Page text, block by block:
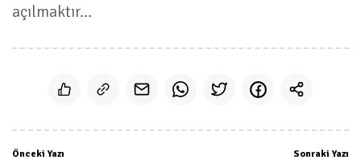
açılmaktır…
Önceki Yazı Sonraki Yazı